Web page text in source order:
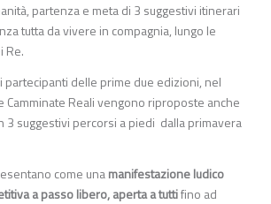
partenza e meta di 3 suggestivi itinerari
tutta da vivere in compagnia, lungo le
Re.
partecipanti delle prime due edizioni, nel
Camminate Reali vengono riproposte anche
3 suggestivi percorsi a piedi dalla primavera
come unamanifestazione ludico
a passo libero, aperta a tuttifino ad